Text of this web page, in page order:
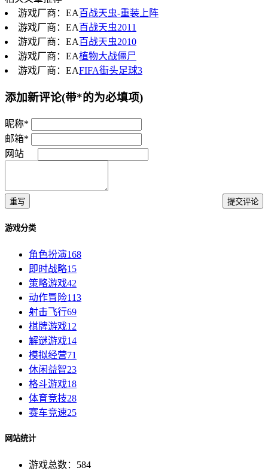
游戏厂商：EA百战天虫-重装上阵
游戏厂商：EA百战天虫2011
游戏厂商：EA百战天虫2010
游戏厂商：EA植物大战僵尸
游戏厂商：EAFIFA街头足球3
添加新评论(带*的为必填项)
昵称*
邮箱*
网站
重写 提交评论
游戏分类
角色扮演168
即时战略15
策略游戏42
动作冒险113
射击飞行69
棋牌游戏12
解谜游戏14
模拟经营71
休闲益智23
格斗游戏18
体育竞技28
赛车竞速25
网站统计
游戏总数：584